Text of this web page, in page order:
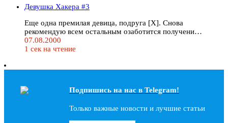
Девушка Хакера #3
Еще одна премилая девица, подруга [X]. Снова
рекомендую всем остальным озаботится получени…
07.08.2000
1 сек на чтение
Подпишись на наc в Telegram!
Только важные новости и лучшие статьи